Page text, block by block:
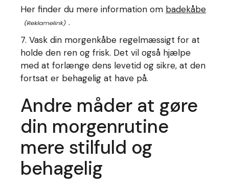
Her finder du mere information om badekåbe
.
7. Vask din morgenkåbe regelmæssigt for at
holde den ren og frisk. Det vil også hjælpe
med at forlænge dens levetid og sikre, at den
fortsat er behagelig at have på.
Andre måder at gøre
din morgenrutine
mere stilfuld og
behagelig